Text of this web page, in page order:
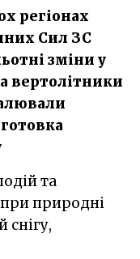
регіонах
Сил ЗС
зміни у
вертолітники
природні
снігу,